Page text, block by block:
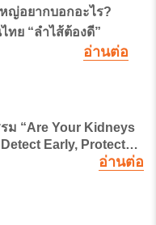
ญ่อยากบอกอะไร?
ทย “ลำไส้ต้องดี”
อ่านต่อ
ม “Are Your Kidneys
Early, Protect
อ่านต่อ